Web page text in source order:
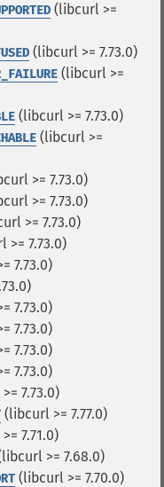
(libcurl >=
(libcurl >= 7.73.0)
(libcurl >=
(libcurl >= 7.73.0)
(libcurl >=
>= 7.73.0)
>= 7.73.0)
>= 7.73.0)
>= 7.73.0)
7.73.0)
7.73.0)
7.73.0)
7.73.0)
7.73.0)
7.73.0)
(libcurl >= 7.77.0)
7.71.0)
>= 7.68.0)
(libcurl >= 7.70.0)